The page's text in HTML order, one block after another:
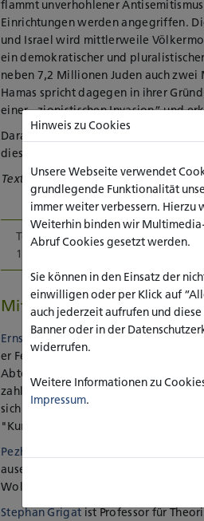
flammt unverhohlener
Einrichtungen werden angegriffen.
und Israel wird mittlerweile
ein demokratischer und
neben 7,2 Millionen Juden auch
Hamas spricht dagegen in ihrer
einer „zionistischen Invasion“ und
Daraus ergibt sich die grundlegende
dieses Ausmaßes umgeht?
Text: Leipziger Buchmesse
Termin: 21. März 2021,
13:15-14:00 Uhr
Mitwirkende
Ernst Pieper ist promovierter
er Fellow am Moses Mendelssohn
Abteilung für Holocaust-Studien.
zahlreiche Bücher zur Geschichte
sich selbst nicht zu kennen -
"Kurze Geschichte des
Pezhman Golchin
auseinander. Er ist Mitbegründer
Wolffheim-Stipendiat des PEN
Stephan Grigatist Professor für
Hinweis zu Cookies
Unsere Webseite verwendet
grundlegende Funktionalität
immer weiter verbessern. Hierzu
Weiterhin binden wir
Abruf Cookies gesetzt werden.
Sie können in den Einsatz der
einwilligen oder per Klick auf
auch jederzeit aufrufen und
Banner oder in der
widerrufen.
Weitere Informationen zu
Impressum.